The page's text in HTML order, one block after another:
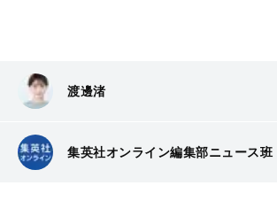
渡邊渚
集英社オンライン編集部ニュース班